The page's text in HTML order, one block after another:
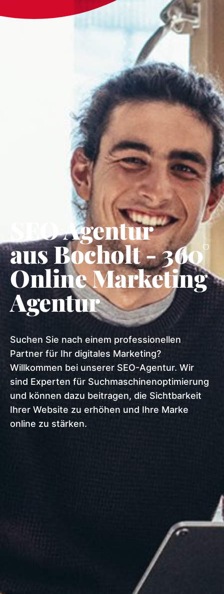
SEO Agentur
aus Bocholt - 360°
Online Marketing
Agentur
Suchen Sie nach einem professionellen
Partner für Ihr digitales Marketing?
Willkommen bei unserer SEO-Agentur. Wir
sind Experten für Suchmaschinenoptimierung
und können dazu beitragen, die Sichtbarkeit
Ihrer Website zu erhöhen und Ihre Marke
online zu stärken.